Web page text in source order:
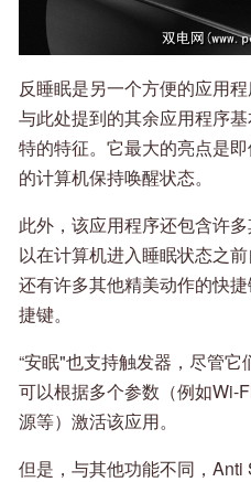
反睡眠是另一个方便的应用
与此处提到的其余应用程序
特的特征。它最大的亮点是
的计算机保持唤醒状态。
此外，该应用程序还包含许
以在计算机进入睡眠状态之
还有许多其他精美动作的快
捷键。
“安眠"也支持触发器，尽管
可以根据多个参数（例如Wi-
源等）激活该应用。
但是，与其他功能不同，